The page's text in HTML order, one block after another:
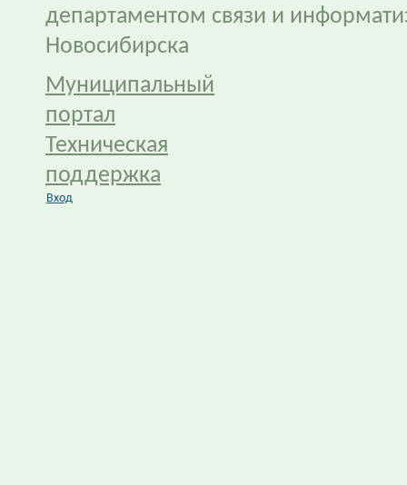
департаментом связи и
Новосибирска
Муниципальный
портал
Техническая
поддержка
Вход